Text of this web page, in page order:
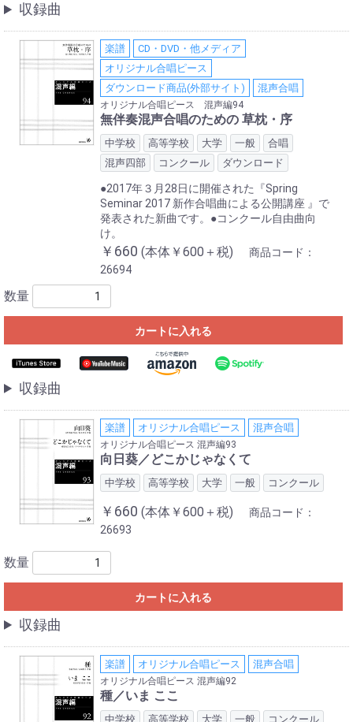
収録曲
楽譜
CD・DVD・他メディア
オリジナル合唱ピース
ダウンロード商品(外部サイト)
混声合唱
オリジナル合唱ピース 混声編94
無伴奏混声合唱のための 草枕・序
中学校 高等学校 大学 一般
合唱
混声四部
コンクール ダウンロード
●2017年３月28日に開催された『Spring
Seminar 2017 新作合唱曲による公開講座 』で
発表された新曲です。●コンクール自由曲向
け。
￥660 (本体￥600＋税)
商品コード：
26694
数量
カートに入れる
収録曲
楽譜 オリジナル合唱ピース 混声合唱
オリジナル合唱ピース 混声編93
向日葵／どこかじゃなくて
中学校 高等学校 大学 一般 コンクール
￥660 (本体￥600＋税)
商品コード：
26693
数量
カートに入れる
収録曲
楽譜 オリジナル合唱ピース 混声合唱
オリジナル合唱ピース 混声編92
種／いま ここ
中学校 高等学校 大学 一般 コンクール